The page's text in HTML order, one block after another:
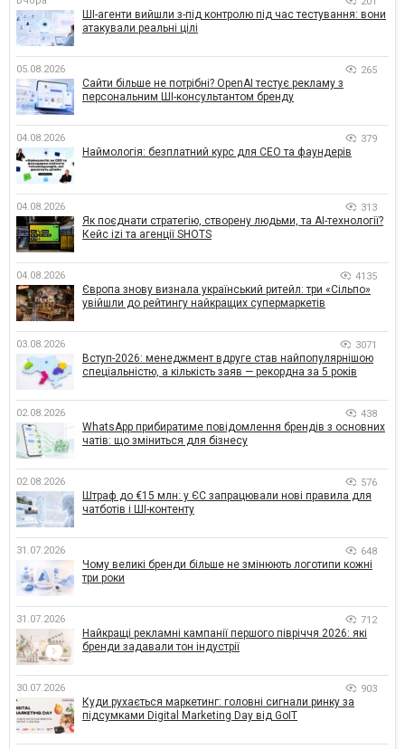
ШІ-агенти вийшли з-під контролю під час тестування: вони
атакували реальні цілі
05.08.2026 265
Сайти більше не потрібні? OpenAI тестує рекламу з
персональним ШІ-консультантом бренду
04.08.2026 379
Наймологія: безплатний курс для CEO та фаундерів
04.08.2026 313
Як поєднати стратегію, створену людьми, та AI-технології?
Кейс izi та агенції SHOTS
04.08.2026 4135
Європа знову визнала український ритейл: три «Сільпо»
увійшли до рейтингу найкращих супермаркетів
03.08.2026 3071
Вступ-2026: менеджмент вдруге став найпопулярнішою
спеціальністю, а кількість заяв — рекордна за 5 років
02.08.2026 438
WhatsApp прибиратиме повідомлення брендів з основних
чатів: що зміниться для бізнесу
02.08.2026 576
Штраф до €15 млн: у ЄС запрацювали нові правила для
чатботів і ШІ-контенту
31.07.2026 648
Чому великі бренди більше не змінюють логотипи кожні
три роки
31.07.2026 712
Найкращі рекламні кампанії першого півріччя 2026: які
бренди задавали тон індустрії
30.07.2026 903
Куди рухається маркетинг: головні сигнали ринку за
підсумками Digital Marketing Day від GoIT